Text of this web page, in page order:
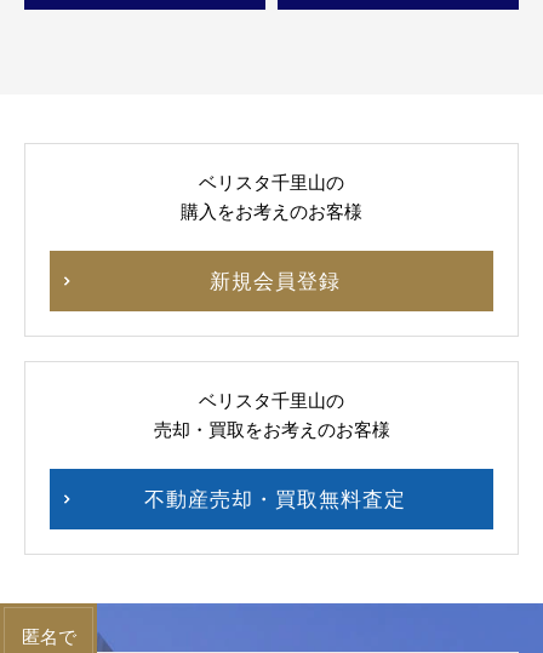
ベリスタ千里山の
購入をお考えのお客様
新規会員登録
ベリスタ千里山の
売却・買取をお考えのお客様
不動産売却・買取無料査定